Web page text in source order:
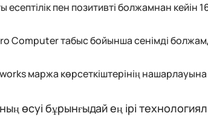
есептілік пен позитивті болжамнан кейін
Computer табыс бойынша сенімді
маржа көрсеткіштерінің
өсуі бұрынғыдай ең ірі